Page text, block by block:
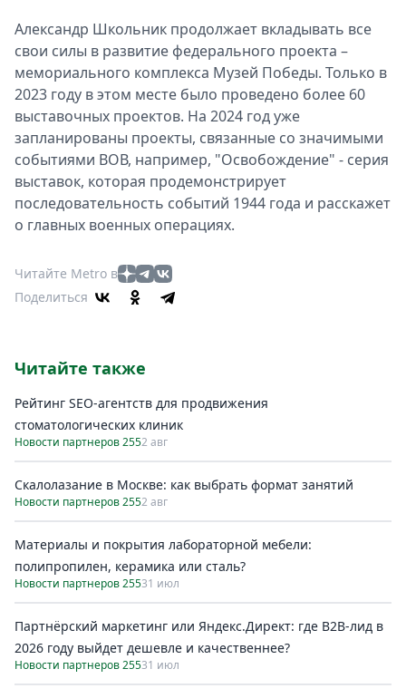
Александр Школьник продолжает вкладывать все
свои силы в развитие федерального проекта –
мемориального комплекса Музей Победы. Только в
2023 году в этом месте было проведено более 60
выставочных проектов. На 2024 год уже
запланированы проекты, связанные со значимыми
событиями ВОВ, например, "Освобождение" - серия
выставок, которая продемонстрирует
последовательность событий 1944 года и расскажет
о главных военных операциях.
Читайте Metro в
Поделиться
Читайте также
Рейтинг SEO-агентств для продвижения
стоматологических клиник
Новости партнеров 2552 авг
Скалолазание в Москве: как выбрать формат занятий
Новости партнеров 2552 авг
Материалы и покрытия лабораторной мебели:
полипропилен, керамика или сталь?
Новости партнеров 25531 июл
Партнёрский маркетинг или Яндекс.Директ: где B2B-лид в
2026 году выйдет дешевле и качественнее?
Новости партнеров 25531 июл